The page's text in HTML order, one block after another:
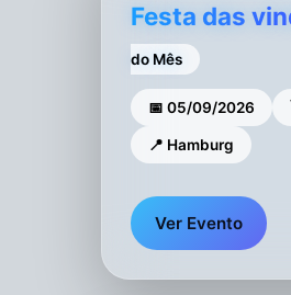
Festa das
do Mês
📅 05/09/2026
📍 Hamburg
Ver Evento